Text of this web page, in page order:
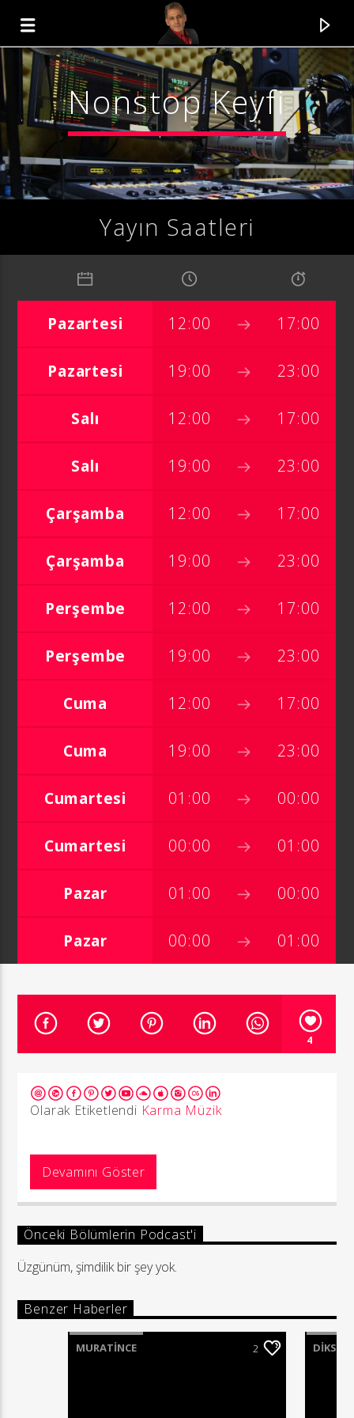
0:00
Yayındaki Program
Nonstop Keyfi
Nonstop Keyfi
Yayın Saatleri
Pazartesi 12:00 17:00
Pazartesi 19:00 23:00
Salı 12:00 17:00
Salı 19:00 23:00
Çarşamba 12:00 17:00
Çarşamba 19:00 23:00
Perşembe 12:00 17:00
Perşembe 19:00 23:00
Cuma 12:00 17:00
Cuma 19:00 23:00
Cumartesi 01:00 00:00
Cumartesi 00:00 01:00
Pazar 01:00 00:00
Pazar 00:00 01:00
4
Olarak Etiketlendi Karma Müzik
Devamını Göster
Önceki Bölümlerin Podcast'i
Üzgünüm, şimdilik bir şey yok.
Benzer Haberler
MURATINCE 2